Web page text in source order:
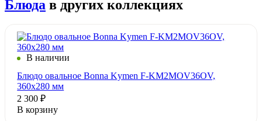
Блюда в других коллекциях
В наличии
Блюдо овальное Bonna Kymen F-KM2MOV36OV,
360x280 мм
2 300 ₽
В корзину